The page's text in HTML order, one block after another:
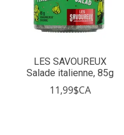
LES SAVOUREUX
Salade italienne, 85g
11,99$CA